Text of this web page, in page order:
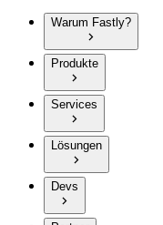
Warum Fastly?
Produkte
Services
Lösungen
Devs